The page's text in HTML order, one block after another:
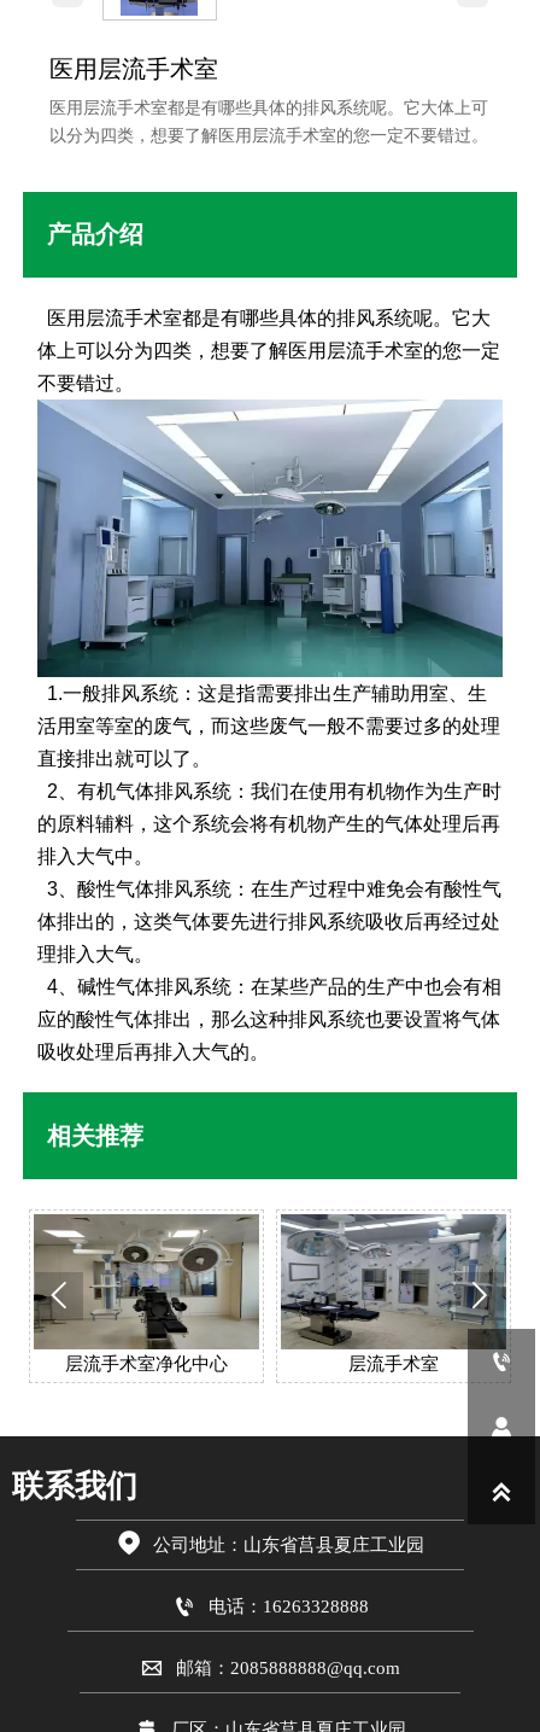
医用层流手术室
医用层流手术室都是有哪些具体的排风系统呢。它大体上可
以分为四类，想要了解医用层流手术室的您一定不要错过。
产品介绍
医用层流手术室都是有哪些具体的排风系统呢。它大
体上可以分为四类，想要了解医用层流手术室的您一定
不要错过。
1.一般排风系统：这是指需要排出生产辅助用室、生
活用室等室的废气，而这些废气一般不需要过多的处理
直接排出就可以了。
2、有机气体排风系统：我们在使用有机物作为生产时
的原料辅料，这个系统会将有机物产生的气体处理后再
排入大气中。
3、酸性气体排风系统：在生产过程中难免会有酸性气
体排出的，这类气体要先进行排风系统吸收后再经过处
理排入大气。
4、碱性气体排风系统：在某些产品的生产中也会有相
应的酸性气体排出，那么这种排风系统也要设置将气体
吸收处理后再排入大气的。
相关推荐
层流手术室净化中心 层流手术室
 
联系我们
 公司地址：山东省莒县夏庄工业园
 电话：16263328888
 邮箱：2085888888@qq.com


